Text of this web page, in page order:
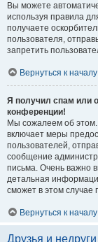
Вы можете
используя правила
получаете
пользователя,
запретить
Вернуться к началу
Я получил спам или
конференции!
Мы сожалеем об
включает меры
пользователей,
сообщение
письма. Очень важно
детальная
сможет в этом случае
Вернуться к началу
Друзья и недруги